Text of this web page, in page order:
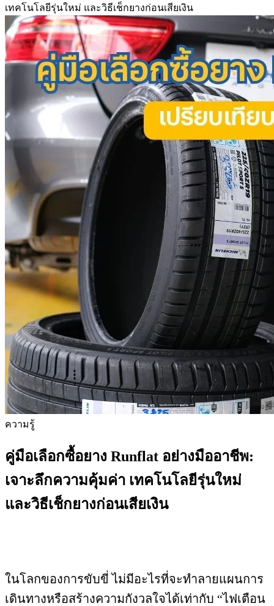
เทคโนโลยีรุ่นใหม่ และวิธีเช็กยางก่อนเสียเงิน
ความรู้
คู่มือเลือกซื้อยาง Runflat อย่างมืออาชีพ:
เจาะลึกความคุ้มค่า เทคโนโลยีรุ่นใหม่
และวิธีเช็กยางก่อนเสียเงิน
ในโลกของการขับขี่ ไม่มีอะไรที่จะทำลายแผนการ
เดินทางหรือสร้างความกังวลใจได้เท่ากับ “ไฟเตือน